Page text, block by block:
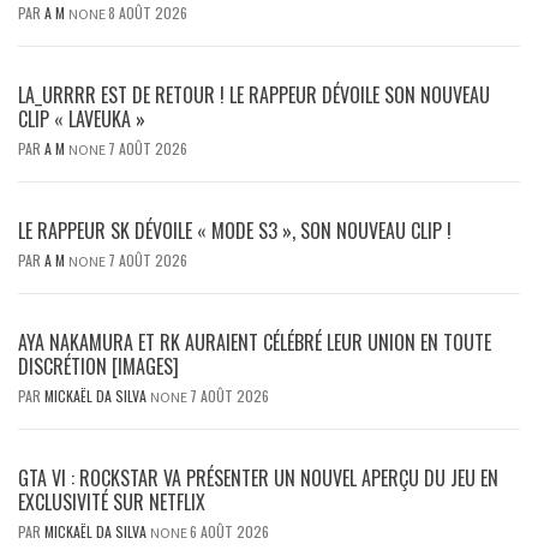
PAR A M NONE8 AOÛT 2026
LA_URRRR EST DE RETOUR ! LE RAPPEUR DÉVOILE SON NOUVEAU
CLIP « LAVEUKA »
PAR A M NONE 7 AOÛT 2026
LE RAPPEUR SK DÉVOILE « MODE S3 », SON NOUVEAU CLIP !
PAR A M NONE 7 AOÛT 2026
AYA NAKAMURA ET RK AURAIENT CÉLÉBRÉ LEUR UNION EN TOUTE
DISCRÉTION [IMAGES]
PAR MICKAËL DA SILVA NONE 7 AOÛT 2026
GTA VI : ROCKSTAR VA PRÉSENTER UN NOUVEL APERÇU DU JEU EN
EXCLUSIVITÉ SUR NETFLIX
PAR MICKAËL DA SILVA NONE6 AOÛT 2026